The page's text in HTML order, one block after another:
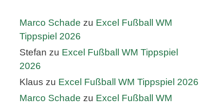
Marco Schade zu Excel Fußball WM
Tippspiel 2026
Stefan zu Excel Fußball WM Tippspiel
2026
Klaus zu Excel Fußball WM Tippspiel 2026
Marco Schade zu Excel Fußball WM